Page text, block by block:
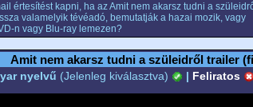
értesítést kapni, ha az Amit nem akarsz tudni a
valamelyik tévéadó, bemutatják a hazai mozik, vagy
n vagy Blu-ray lemezen?
Amit nem akarsz tudni a szüleidről trailer
nyelvű (Jelenleg kiválasztva) | Feliratos